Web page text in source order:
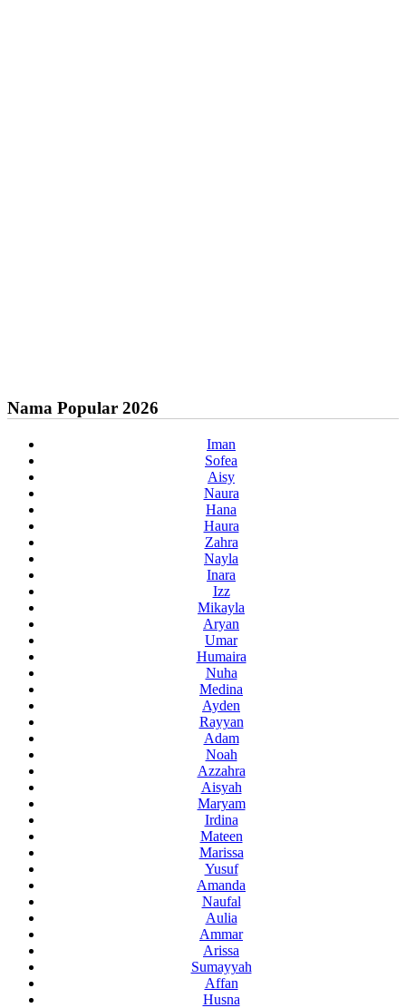
Nama Popular 2026
Iman
Sofea
Aisy
Naura
Hana
Haura
Zahra
Nayla
Inara
Izz
Mikayla
Aryan
Umar
Humaira
Nuha
Medina
Ayden
Rayyan
Adam
Noah
Azzahra
Aisyah
Maryam
Irdina
Mateen
Marissa
Yusuf
Amanda
Naufal
Aulia
Ammar
Arissa
Sumayyah
Affan
Husna